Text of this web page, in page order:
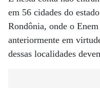
em 56 cidades do
Rondônia, onde o
anteriormente em
dessas localidades